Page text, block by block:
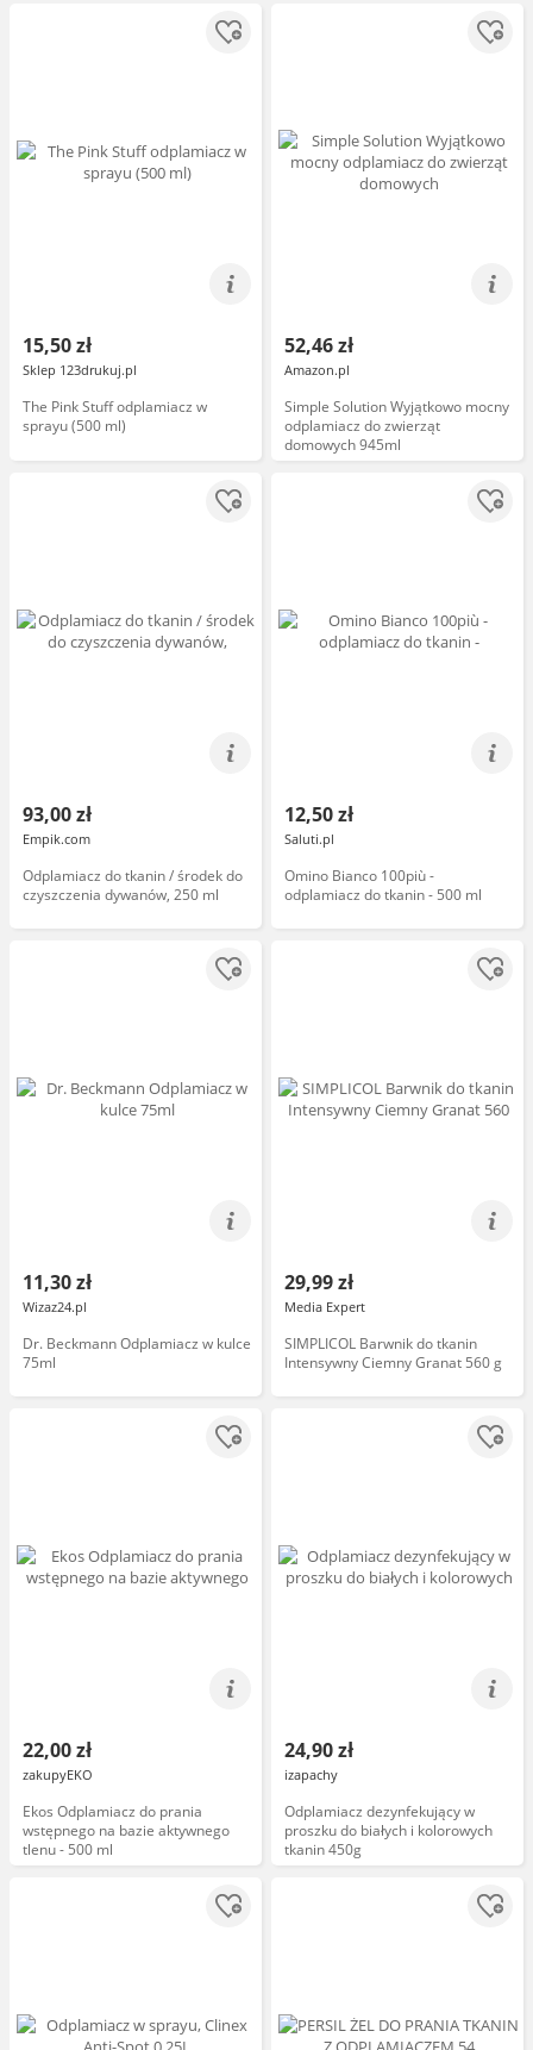
15,50 zł
Sklep 123drukuj.pl
The Pink Stuff odplamiacz w
sprayu (500 ml)
52,46 zł
Amazon.pl
Simple Solution Wyjątkowo mocny
odplamiacz do zwierząt
domowych 945ml
93,00 zł
Empik.com
Odplamiacz do tkanin / środek do
czyszczenia dywanów, 250 ml
12,50 zł
Saluti.pl
Omino Bianco 100più -
odplamiacz do tkanin - 500 ml
11,30 zł
Wizaz24.pl
Dr. Beckmann Odplamiacz w kulce
75ml
29,99 zł
Media Expert
SIMPLICOL Barwnik do tkanin
Intensywny Ciemny Granat 560 g
22,00 zł
zakupyEKO
Ekos Odplamiacz do prania
wstępnego na bazie aktywnego
tlenu - 500 ml
24,90 zł
izapachy
Odplamiacz dezynfekujący w
proszku do białych i kolorowych
tkanin 450g